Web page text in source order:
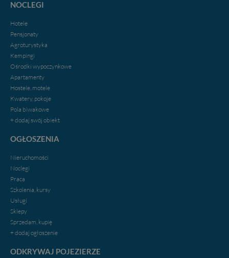
NOCLEGI
Hotele
Pensjonaty
Agroturystyka
Kempingi
Ośrodki wypoczynkowe
Apartamenty
Hostele, motele
Kwatery, pokoje
Pola biwakowe
+ dodaj swój obiekt
OGŁOSZENIA
Nieruchomości
Noclegi
Praca
Szkolenia, kursy
Usługi
Sklepy
Sprzedam, kupię
+ dodaj ogłoszenie
ODKRYWAJ POJEZIERZE